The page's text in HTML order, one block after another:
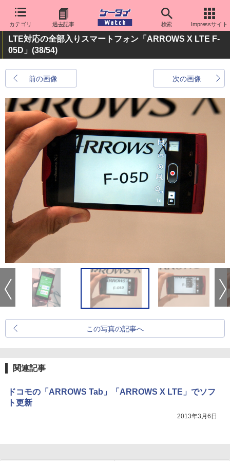
カテゴリ 過去記事 検索 Impressサイト
LTE対応の全部入りスマートフォン「ARROWS X LTE F-
05D」 (38/54)
前の画像 次の画像
この写真の記事へ
関連記事
ドコモの「ARROWS Tab」「ARROWS X LTE」でソフ
ト更新
2013年3月6日